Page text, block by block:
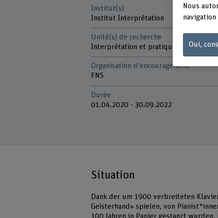
Institut(s)
Institut Interprétation
Unité(s) de recherche
Interprétation et pratiques
Organisation d'encouragement
FNS
Durée
01.04.2020 - 30.09.2022
Situation
Dank der um 1900 verbreiteten
Geisterhand» spielen, von
100 Jahren in Papier gestanzt
Nous
Oui,